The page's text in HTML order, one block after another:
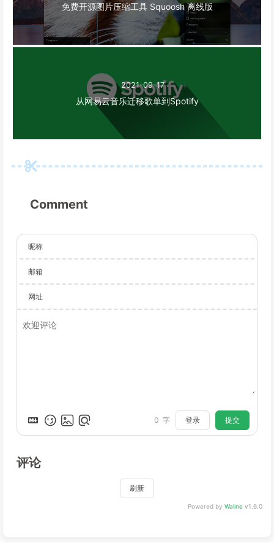
免费开源图片压缩工具 Squoosh 离线版
2021-09-17
从网易云音乐迁移歌单到Spotify
Comment
昵称
邮箱
网址
0 字 登录 提交
评论
刷新
Powered by Waline v1.6.0